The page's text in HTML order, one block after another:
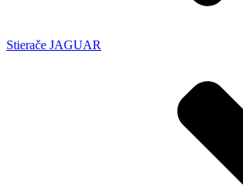
Stierače JAGUAR